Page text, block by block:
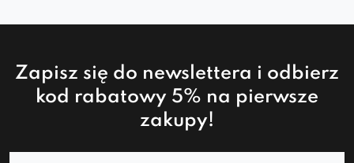
Zapisz się do newslettera i odbierz
kod rabatowy 5% na pierwsze
zakupy!